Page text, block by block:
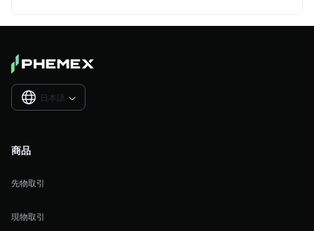
日本語 
商品
先物取引
現物取引